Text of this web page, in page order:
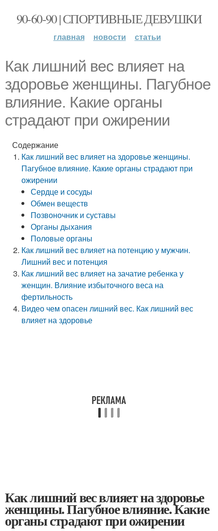
90-60-90 | СПОРТИВНЫЕ ДЕВУШКИ
главная новости статьи
Как лишний вес влияет на
здоровье женщины. Пагубное
влияние. Какие органы
страдают при ожирении
Содержание
Как лишний вес влияет на здоровье женщины.
Пагубное влияние. Какие органы страдают при
ожирении
Сердце и сосуды
Обмен веществ
Позвоночник и суставы
Органы дыхания
Половые органы
Как лишний вес влияет на потенцию у мужчин.
Лишний вес и потенция
Как лишний вес влияет на зачатие ребенка у
женщин. Влияние избыточного веса на
фертильность
Видео чем опасен лишний вес. Как лишний вес
влияет на здоровье
Как лишний вес влияет на здоровье
женщины. Пагубное влияние. Какие
органы страдают при ожирении